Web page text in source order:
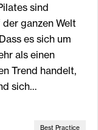
sind
ganzen Welt
es sich um
als einen
Trend handelt,
sich…
Best Practice